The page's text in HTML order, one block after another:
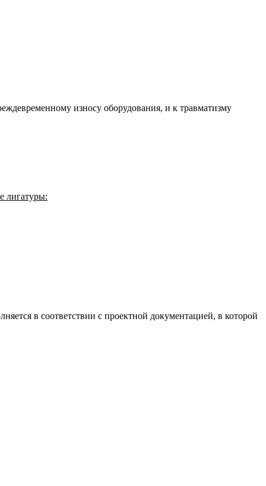
износу оборудования, и к травматизму
лигатуры:
в соответствии с проектной документацией, в которой